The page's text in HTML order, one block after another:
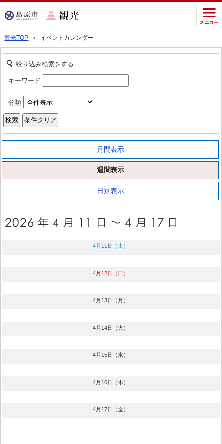
観光TOP ＞ イベントカレンダー
絞り込み検索をする
キーワード
分類
月間表示
週間表示
日別表示
4月11日（土）
4月12日（日）
4月13日（月）
4月14日（火）
4月15日（水）
4月16日（木）
4月17日（金）